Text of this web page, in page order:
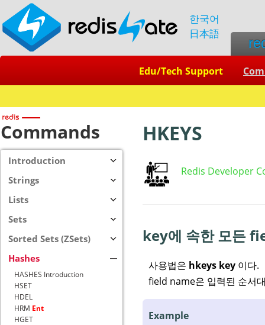
한국어
日本語
Edu/Tech Support
Commands
Introduction
Strings
Lists
Sets
Sorted Sets (ZSets)
Hashes
HASHES Introduction
HSET
HDEL
HRM Ent
HGET
HKEYS
Redis Developer
key에 속한 모든
사용법은 hkeys key 이다.
field name은 입력된 순서
Example